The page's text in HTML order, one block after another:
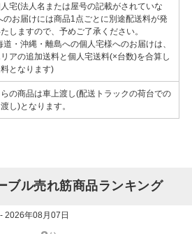
宅(法人名または屋号の記載がされていな
のお届けには商品1点ごとに別途配送料が発
しますので、予めご了承ください。
道・沖縄・離島への個人宅様へのお届けは、
アの追加送料と個人宅送料(×台数)を合算し
となります)
の商品は車上渡し(配送トラックの荷台での
し)となります。
ブル売れ筋商品ランキング
2026年08月07日